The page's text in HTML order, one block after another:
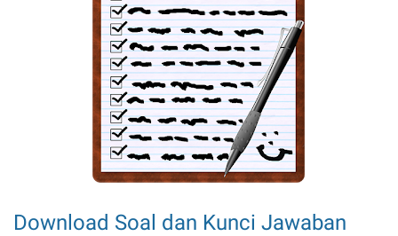
Download Soal dan Kunci Jawaban